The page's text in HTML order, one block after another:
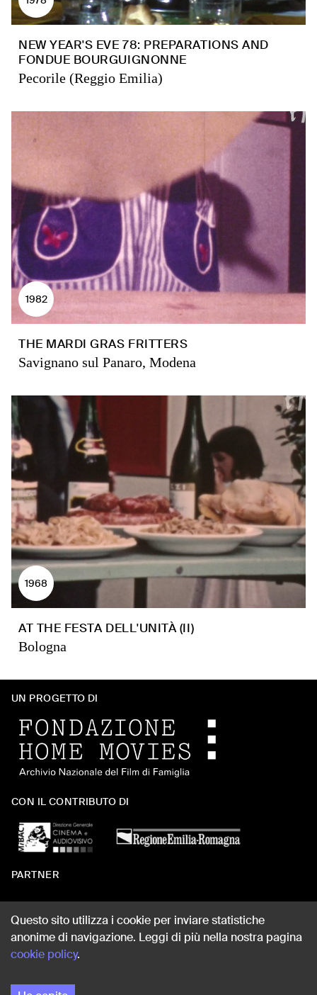
NEW YEAR'S EVE 78: PREPARATIONS AND
FONDUE BOURGUIGNONNE
Pecorile (Reggio Emilia)
1982
THE MARDI GRAS FRITTERS
Savignano sul Panaro, Modena
1968
AT THE FESTA DELL'UNITÀ (II)
Bologna
UN PROGETTO DI
CON IL CONTRIBUTO DI
PARTNER
WEB DESIGN
Questo sito utilizza i cookie per inviare statistiche
anonime di navigazione. Leggi di più nella nostra pagina
cookie policy.